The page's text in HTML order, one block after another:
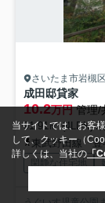
さいたま市岩槻
成田邸貸家
10.2万円管理/
91.91㎡ (4LDK) /
東武野田線「
閑静な住宅地
当サイトでは、お客
して、クッキー（
詳しくは、当社の「